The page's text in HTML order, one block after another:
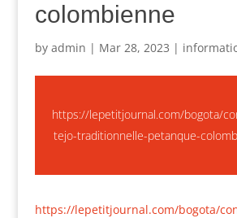
colombienne
by admin | Mar 28, 2023 |
https://lepetitjournal.com/bogota/
tejo-traditionnelle-petanque-
https://lepetitjournal.com/bogota/